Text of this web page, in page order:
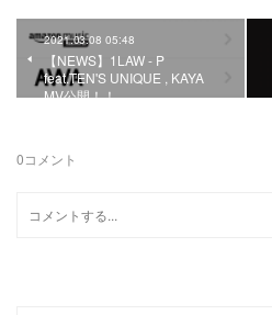
2021.03.08 05:48
【NEWS】1LAW - P
feat.TEN'S UNIQUE , KAYA
MV公開！！
0コメント